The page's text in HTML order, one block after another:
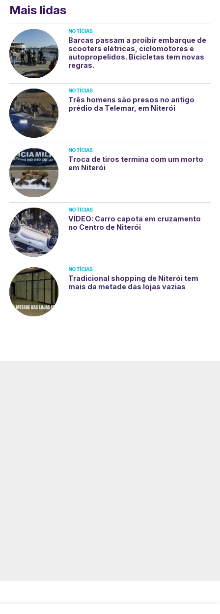
Mais lidas
NOTÍCIAS
Barcas passam a proibir embarque de
scooters elétricas, ciclomotores e
autopropelidos. Bicicletas tem novas
regras.
NOTÍCIAS
Três homens são presos no antigo
prédio da Telemar, em Niterói
NOTÍCIAS
Troca de tiros termina com um morto
em Niterói
NOTÍCIAS
VÍDEO: Carro capota em cruzamento
no Centro de Niterói
NOTÍCIAS
Tradicional shopping de Niterói tem
mais da metade das lojas vazias